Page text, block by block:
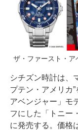
ザ・ファースト・ア
シチズン時計は、
プテン・アメリカ
アベンジャー」モ
フにした「トニー
に発売する。価格